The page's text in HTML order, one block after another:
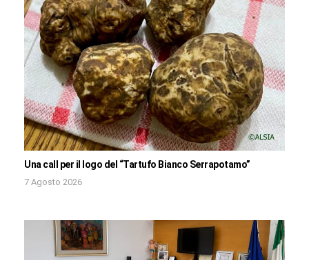
Una call per il logo del “Tartufo Bianco Serrapotamo”
7 Agosto 2026